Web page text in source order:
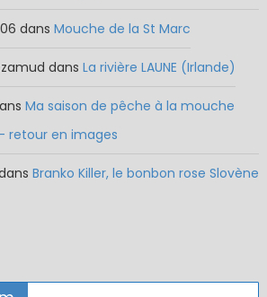
dans Mouche de la St Marc
dans La rivière LAUNE (Irlande)
Ma saison de pêche à la mouche
retour en images
Branko Killer, le bonbon rose Slovène